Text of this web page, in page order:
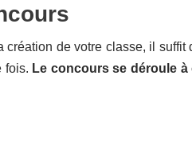
création de votre classe, il suffit
fois. Le concours se déroule à